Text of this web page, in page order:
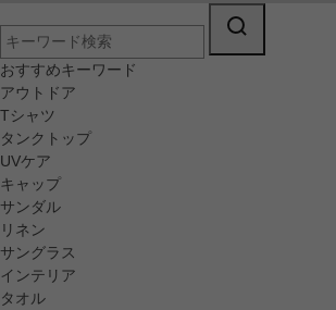
おすすめキーワード
アウトドア
Tシャツ
タンクトップ
UVケア
キャップ
サンダル
リネン
サングラス
インテリア
タオル